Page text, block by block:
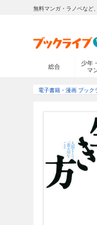
無料マンガ・ラノベなど
総合
少年
マ
電子書籍・漫画 ブック